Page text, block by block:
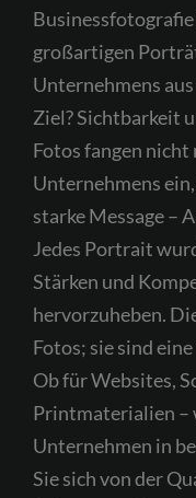
großartigen
Unternehmens
Ziel? Sichtbarkeit
Fotos fangen nicht
Unternehmens
starke Message –
Jedes Portrait
Stärken und
hervorzuheben.
Fotos; sie sind
Ob für Websites,
Printmaterialien –
Unternehmen in
Sie sich von der